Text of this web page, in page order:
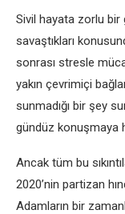
Sivil hayata zorlu bir
savaştıkları
sonrası stresle
yakın çevrimiçi
sunmadığı bir şey
gündüz konuşmaya
Ancak tüm bu
2020’nin partizan
Adamların bir